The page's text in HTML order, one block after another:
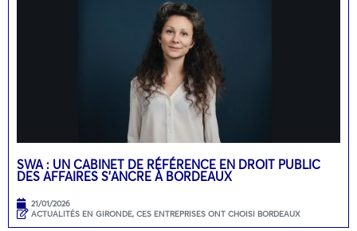
SWA : UN CABINET DE RÉFÉRENCE EN DROIT PUBLIC
DES AFFAIRES S’ANCRE À BORDEAUX
21/01/2026
ACTUALITÉS EN GIRONDE, CES ENTREPRISES ONT CHOISI BORDEAUX